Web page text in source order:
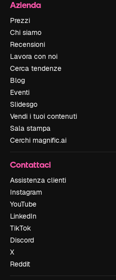
Azienda
Prezzi
Chi siamo
Recensioni
Lavora con noi
Cerca tendenze
Blog
Eventi
Slidesgo
Vendi i tuoi contenuti
Sala stampa
Cerchi magnific.ai
Contattaci
Assistenza clienti
Instagram
YouTube
LinkedIn
TikTok
Discord
X
Reddit